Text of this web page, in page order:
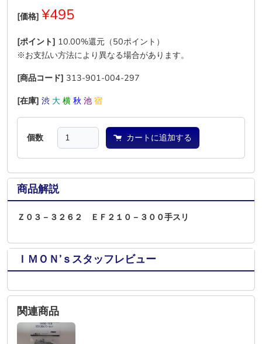
[価格] ¥495
[ポイント] 10.00%還元（50ポイント）
※お支払い方法により異なる場合があります。
[商品コード] 313-901-004-297
[在庫] 渋 大 横 秋 池 宿
個数 カートに追加する
商品解説
Ｚ０３－３２６２ ＥＦ２１０－３００手スリ
ＩＭＯＮ’ｓスタッフレビュー
関連商品